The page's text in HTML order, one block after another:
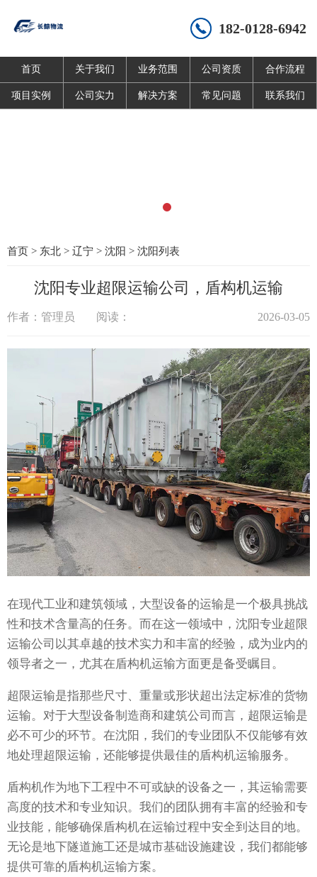
182-0128-6942
首页 关于我们 业务范围 公司资质 合作流程
项目实例 公司实力 解决方案 常见问题 联系我们
首页 > 东北 > 辽宁 > 沈阳 > 沈阳列表
沈阳专业超限运输公司，盾构机运输
作者：管理员 阅读： 2026-03-05
在现代工业和建筑领域，大型设备的运输是一个极具挑战
性和技术含量高的任务。而在这一领域中，沈阳专业超限
运输公司以其卓越的技术实力和丰富的经验，成为业内的
领导者之一，尤其在盾构机运输方面更是备受瞩目。
超限运输是指那些尺寸、重量或形状超出法定标准的货物
运输。对于大型设备制造商和建筑公司而言，超限运输是
必不可少的环节。在沈阳，我们的专业团队不仅能够有效
地处理超限运输，还能够提供最佳的盾构机运输服务。
盾构机作为地下工程中不可或缺的设备之一，其运输需要
高度的技术和专业知识。我们的团队拥有丰富的经验和专
业技能，能够确保盾构机在运输过程中安全到达目的地。
无论是地下隧道施工还是城市基础设施建设，我们都能够
提供可靠的盾构机运输方案。